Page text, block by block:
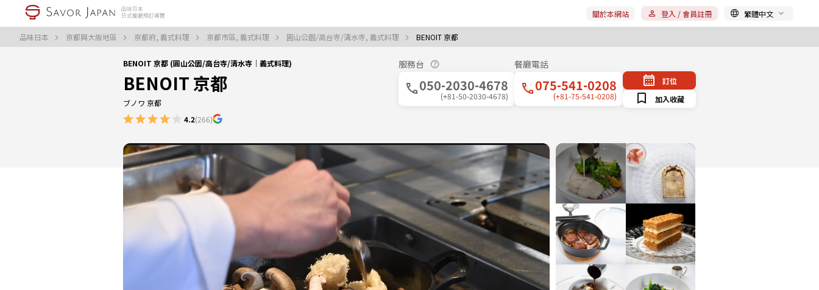
品味日本 京都與大阪地區 京都府, 義式料理 京都市區, 義式料理 圓山公園/高台寺/清水寺, 義式料理 BENOIT 京都
關於本網站 登入 / 會員註冊 繁體中文
BENOIT 京都 (圓山公園/高台寺/清水寺｜義式料理)
BENOIT 京都
ブノワ 京都
4.2(266)
服務台
050-2030-4678
(+81-50-2030-4678)
餐廳電話
075-541-0208
(+81-75-541-0208)
訂位
加入收藏